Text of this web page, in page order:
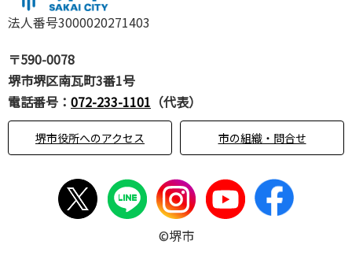
法人番号3000020271403
〒590-0078
堺市堺区南瓦町3番1号
電話番号： 072-233-1101 （代表）
堺市役所へのアクセス 市の組織・問合せ
©堺市